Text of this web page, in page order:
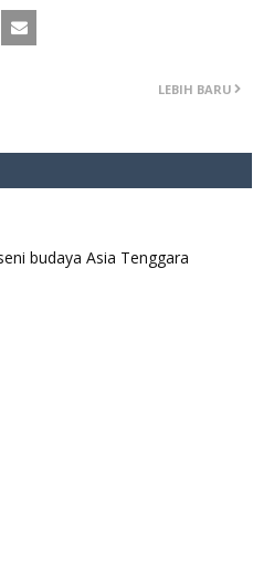
LEBIH BARU
budaya Asia Tenggara